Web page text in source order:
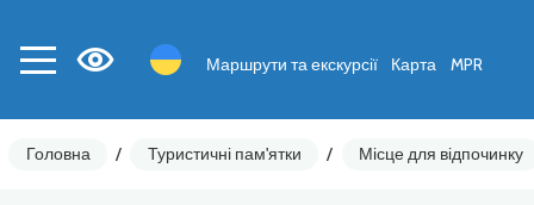
Маршрути та екскурсії Карта MPR
Головна / Туристичні пам'ятки / Місце для відпочинку